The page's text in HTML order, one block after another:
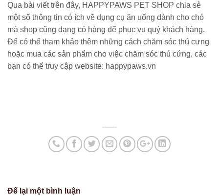
Qua bài viết trên đây, HAPPYPAWS PET SHOP chia sẻ
một số thông tin có ích về dụng cụ ăn uống dành cho chó
mà shop cũng đang có hàng để phục vụ quý khách hàng.
Để có thể tham khảo thêm những cách chăm sóc thú cưng
hoặc mua các sản phẩm cho việc chăm sóc thú cứng, các
bạn có thể truy cập website: happypaws.vn
Để lại một bình luận